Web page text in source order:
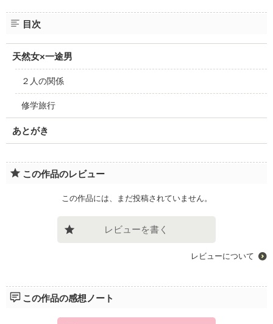
目次
天然女×一途男
２人の関係
修学旅行
あとがき
この作品のレビュー
この作品には、まだ投稿されていません。
レビューを書く
レビューについて
この作品の感想ノート